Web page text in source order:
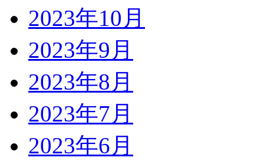
2023年10月
2023年9月
2023年8月
2023年7月
2023年6月